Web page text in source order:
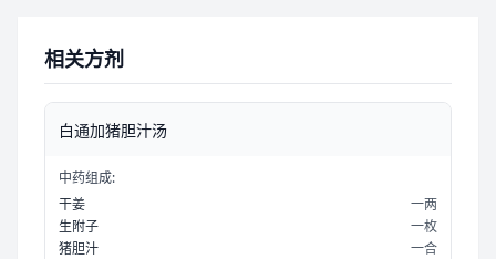
相关方剂
白通加猪胆汁汤
中药组成:
干姜
一两
生附子
一枚
猪胆汁
一合